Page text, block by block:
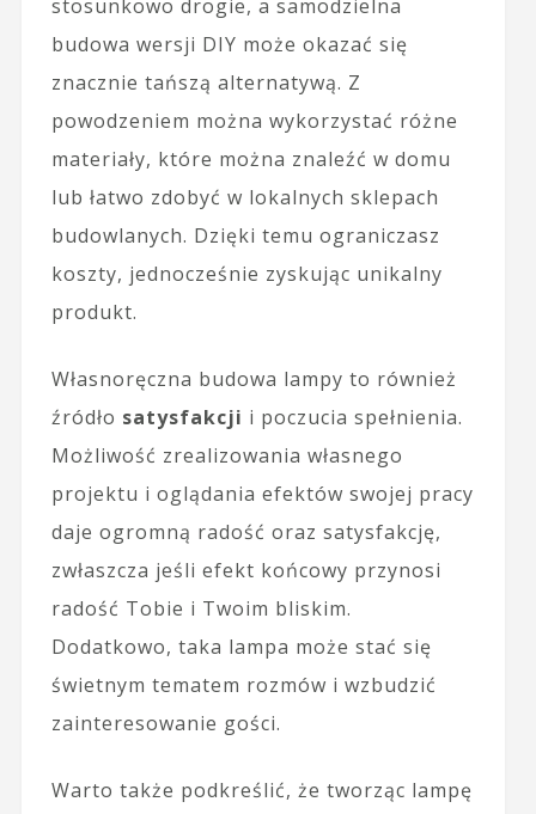
stosunkowo drogie, a samodzielna
budowa wersji DIY może okazać się
znacznie tańszą alternatywą. Z
powodzeniem można wykorzystać różne
materiały, które można znaleźć w domu
lub łatwo zdobyć w lokalnych sklepach
budowlanych. Dzięki temu ograniczasz
koszty, jednocześnie zyskując unikalny
produkt.
Własnoręczna budowa lampy to również
źródło satysfakcji i poczucia spełnienia.
Możliwość zrealizowania własnego
projektu i oglądania efektów swojej pracy
daje ogromną radość oraz satysfakcję,
zwłaszcza jeśli efekt końcowy przynosi
radość Tobie i Twoim bliskim.
Dodatkowo, taka lampa może stać się
świetnym tematem rozmów i wzbudzić
zainteresowanie gości.
Warto także podkreślić, że tworząc lampę